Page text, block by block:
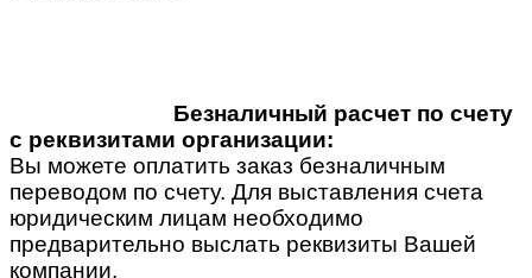
Безналичный расчет по счету
с реквизитами организации:
Вы можете оплатить заказ безналичным
переводом по счету. Для выставления счета
юридическим лицам необходимо
предварительно выслать реквизиты Вашей
компании.